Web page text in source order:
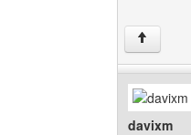
↑
davixm